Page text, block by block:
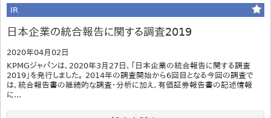
IR
日本企業の統合報告に関する調査2019
2020年04月02日
KPMGジャパンは、2020年3月27日、「日本企業の統合報告に関する調査
2019」を発行しました。 2014年の調査開始から6回目となる今回の調査で
は、統合報告書の継続的な調査・分析に加え、有価証券報告書の記述情報
に...